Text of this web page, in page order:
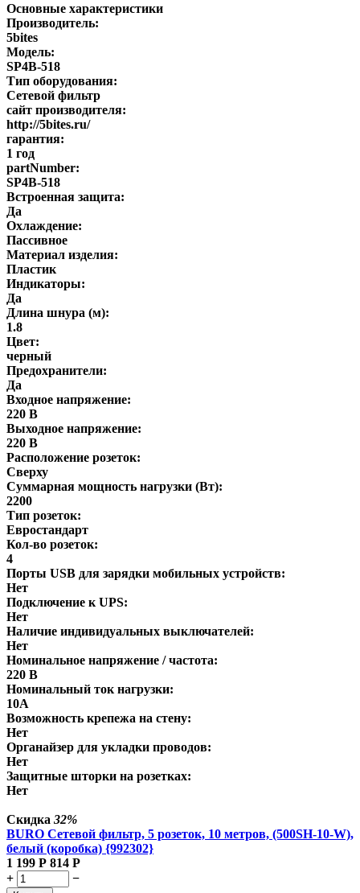
Основные характеристики
Производитель:
5bites
Модель:
SP4B-518
Тип оборудования:
Сетевой фильтр
сайт производителя:
http://5bites.ru/
гарантия:
1 год
partNumber:
SP4B-518
Встроенная защита:
Да
Охлаждение:
Пассивное
Материал изделия:
Пластик
Индикаторы:
Да
Длина шнура (м):
1.8
Цвет:
черный
Предохранители:
Да
Входное напряжение:
220 В
Выходное напряжение:
220 В
Расположение розеток:
Сверху
Суммарная мощность нагрузки (Вт):
2200
Тип розеток:
Евростандарт
Кол-во розеток:
4
Порты USB для зарядки мобильных устройств:
Нет
Подключение к UPS:
Нет
Наличие индивидуальных выключателей:
Нет
Номинальное напряжение / частота:
220 В
Номинальный ток нагрузки:
10А
Возможность крепежа на стену:
Нет
Органайзер для укладки проводов:
Нет
Защитные шторки на розетках:
Нет
Скидка 32%
BURO Сетевой фильтр, 5 розеток, 10 метров, (500SH-10-W),
белый (коробка) {992302}
1 199 Р 814 Р
+
−